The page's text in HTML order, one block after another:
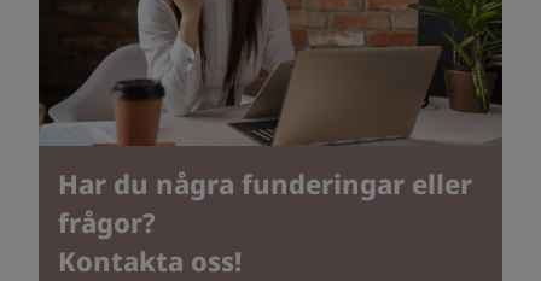
Har du några funderingar eller
frågor?
Kontakta oss!